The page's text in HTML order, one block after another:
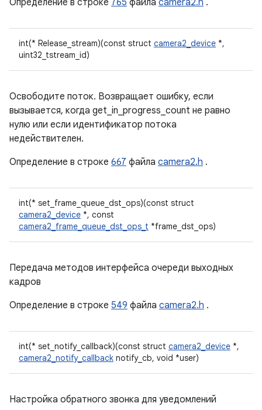
Определение в строке 765 файла camera2.h .
int(* Release_stream)(const struct camera2_device *,
uint32_tstream_id)
Освободите поток. Возвращает ошибку, если
вызывается, когда get_in_progress_count не равно
нулю или если идентификатор потока
недействителен.
Определение в строке 667 файла camera2.h .
int(* set_frame_queue_dst_ops)(const struct
camera2_device *, const
camera2_frame_queue_dst_ops_t *frame_dst_ops)
Передача методов интерфейса очереди выходных
кадров
Определение в строке 549 файла camera2.h .
int(* set_notify_callback)(const struct camera2_device *,
camera2_notify_callback notify_cb, void *user)
Настройка обратного звонка для уведомлений